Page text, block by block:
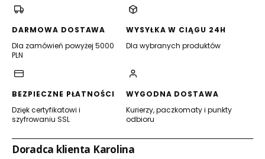
nowej
DARMOWA DOSTAWA
Dla zamówień powyżej 5000
PLN
WYSYŁKA W CIĄGU 24H
Dla wybranych produktów
BEZPIECZNE PŁATNOŚCI
Dzięk certyfikatowi i
szyfrowaniu SSL
WYGODNA DOSTAWA
Kurierzy, paczkomaty i punkty
odbioru
Doradca klienta Karolina